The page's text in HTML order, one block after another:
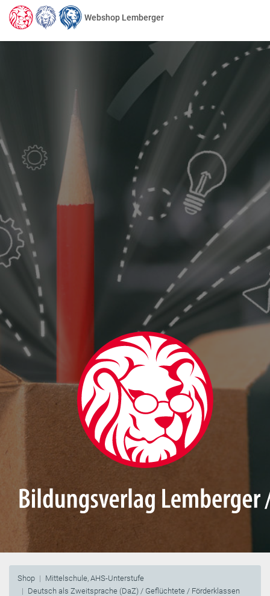
Webshop Lemberger
Shop
Mittelschule, AHS-Unterstufe
Deutsch als Zweitsprache (DaZ) / Geflüchtete / Förderklassen